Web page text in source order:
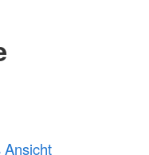
Ansicht